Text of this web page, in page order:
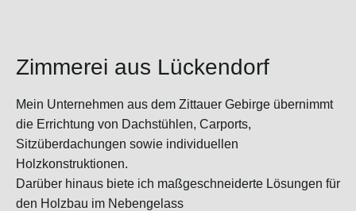
Zimmerei aus Lückendorf
Mein Unternehmen aus dem Zittauer Gebirge übernimmt
die Errichtung von Dachstühlen, Carports,
Sitzüberdachungen sowie individuellen
Holzkonstruktionen.
Darüber hinaus biete ich maßgeschneiderte Lösungen für
den Holzbau im Nebengelass